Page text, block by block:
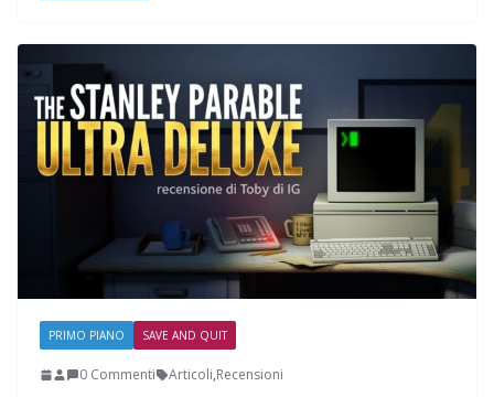
PRIMO PIANO SAVE AND QUIT
0 Commenti Articoli,Recensioni